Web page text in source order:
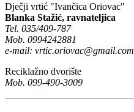
Dječji vrtić "Ivančica Oriovac"
Blanka Stažić, ravnateljica
Tel. 035/409-787
Mob. 0994242881
e-mail: vrtic.oriovac@gmail.com
Reciklažno dvorište
Mob. 099-490-3009